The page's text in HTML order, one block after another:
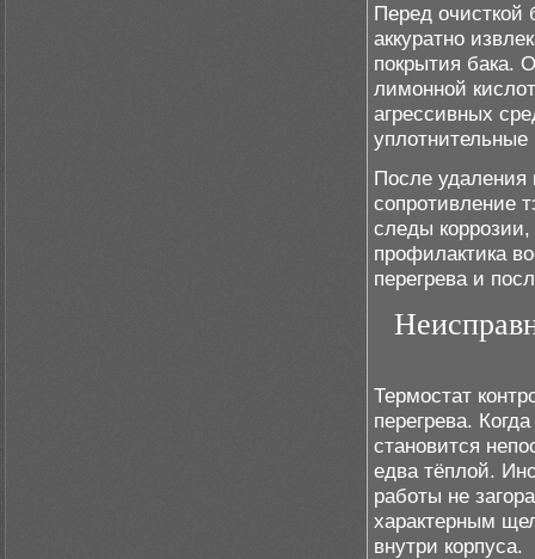
Перед очисткой
аккуратно
покрытия бака.
лимонной
агрессивных
уплотнительные
После удаления
сопротивление
следы
профилактика
перегрева и
Термостат
перегрева.
становится
едва тёплой.
работы не
характерным
внутри корпуса.